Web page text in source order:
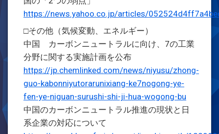
https://news.yahoo.co.jp/articles/
□その他（気候変動、エネルギー）
中国 カーボンニュートラルに向け、7の工業
分野に関する実施計画を公布
https://jp.chemlinked.com/news/niyusu/zhong-
guo-kabonniyutorarunixiang-ke7nogong-ye-
fen-ye-niguan-surushi-shi-ji-hua-wogong-bu
中国のカーボンニュートラル推進の現状と日
系企業の対応について